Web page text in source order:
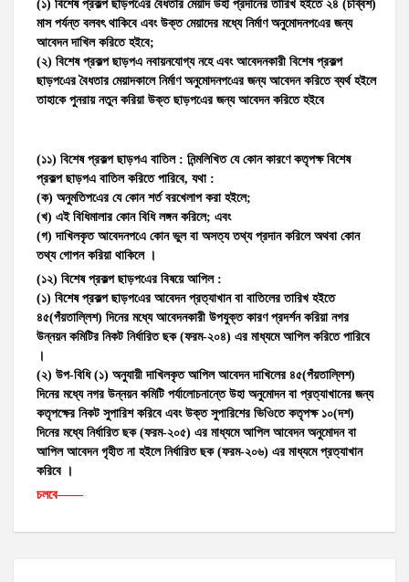
(১) বিশেষ প্রকল্প ছাড়পএের বৈধতার মেয়াদ উহা প্রদানের তারিখ হইতে ২৪ (চব্বিশ)
মাস পর্যন্ত বলবৎ থাকিবে এবং উক্ত মেয়াদের মধ্যে নির্মাণ অনুমোদনপএের জন্য
আবেদন দাখিল করিতে হইবে;
(২) বিশেষ প্রকল্প ছাড়পএ নবায়নযোগ্য নহে এবং আবেদনকারী বিশেষ প্রকল্প
ছাড়পএের বৈধতার মেয়াদকালে নির্মাণ অনুমোদনপএের জন্য আবেদন করিতে ব্যর্থ হইলে
তাহাকে পুনরায় নতুন করিয়া উক্ত ছাড়পএের জন্য আবেদন করিতে হইবে
(১১) বিশেষ প্রকল্প ছাড়পএ বাতিল : নিন্মলিখিত যে কোন কারণে কতৃপক্ষ বিশেষ
প্রকল্প ছাড়পএ বাতিল করিতে পারিবে, যথা :
(ক) অনুমতিপএের যে কোন শর্ত বরখেলাপ করা হইলে;
(খ) এই বিধিমালার কোন বিধি লঙ্গন করিলে; এবং
(গ) দাখিলকৃত আবেদনপএে কোন ভুল বা অসত্য তথ্য প্রদান করিলে অথবা কোন
তথ্য গোপন করিয়া থাকিলে ।
(১২) বিশেষ প্রকল্প ছাড়পএের বিষয়ে আপিল :
(১) বিশেষ প্রকল্প ছাড়পএের আবেদন প্রত্যাখান বা বাতিলের তারিখ হইতে
৪৫(পঁয়তাল্লিশ) দিনের মধ্যে আবেদনকারী উপযুক্ত কারণ প্রদর্শন করিয়া নগর
উন্নয়ন কমিটির নিকট নির্ধারিত ছক (ফরম-২০৪) এর মাধ্যমে আপিল করিতে পারিবে
।
(২) উপ-বিধি (১) অনুযায়ী দাখিলকৃত আপিল আবেদন দাখিলের ৪৫(পঁয়তাল্লিশ)
দিনের মধ্যে নগর উন্নয়ন কমিটি পর্যালোচনান্তে উহা অনুমোদন বা প্রত্যাখানের জন্য
কতৃপক্ষের নিকট সুপারিশ করিবে এবং উক্ত সুপারিশের ভিওিতে কতৃপক্ষ ১০(দশ)
দিনের মধ্যে নির্ধারিত ছক (ফরম-২০৫) এর মাধ্যমে আপিল আবেদন অনুমোদন বা
আপিল আবেদন গৃহীত না হইলে নির্ধারিত ছক (ফরম-২০৬) এর মাধ্যমে প্রত্যাখান
করিবে ।
চলবে——